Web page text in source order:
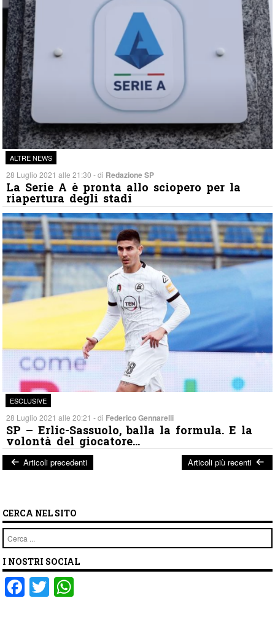
ALTRE NEWS
28 Luglio 2021 alle 21:30 - di Redazione SP
La Serie A è pronta allo sciopero per la
riapertura degli stadi
ESCLUSIVE
28 Luglio 2021 alle 20:21 - di Federico Gennarelli
SP – Erlic-Sassuolo, balla la formula. E la
volontà del giocatore…
Articoli precedenti Articoli più recenti
CERCA NEL SITO
Cerca
I NOSTRI SOCIAL
F
a
T
wi